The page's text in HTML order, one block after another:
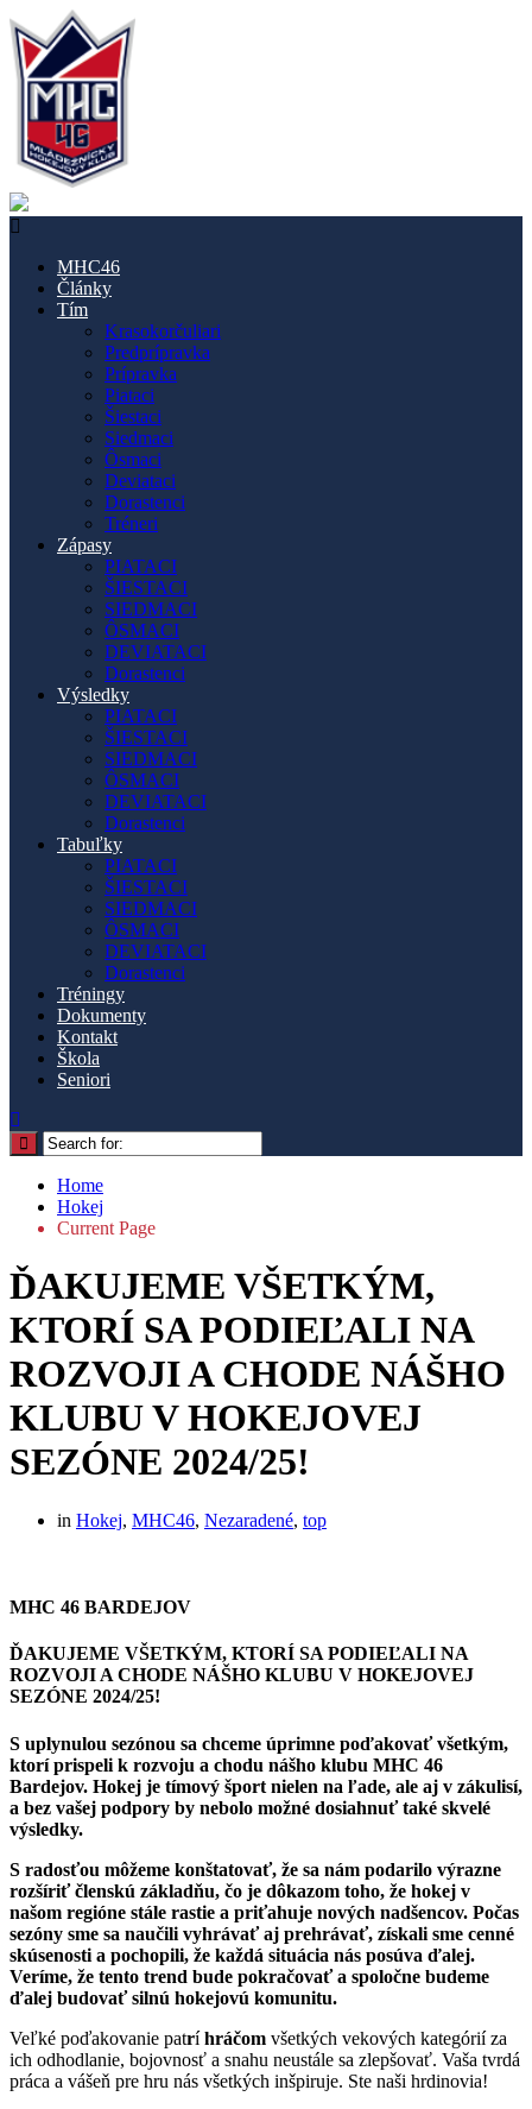
MHC46
Články
Tím
Krasokorčuliari
Predprípravka
Prípravka
Piataci
Šiestaci
Siedmaci
Ôsmaci
Deviataci
Dorastenci
Tréneri
Zápasy
PIATACI
ŠIESTACI
SIEDMACI
ÔSMACI
DEVIATACI
Dorastenci
Výsledky
PIATACI
ŠIESTACI
SIEDMACI
ÔSMACI
DEVIATACI
Dorastenci
Tabuľky
PIATACI
ŠIESTACI
SIEDMACI
ÔSMACI
DEVIATACI
Dorastenci
Tréningy
Dokumenty
Kontakt
Škola
Seniori
Home
Hokej
Current Page
ĎAKUJEME VŠETKÝM,
KTORÍ SA PODIEĽALI NA
ROZVOJI A CHODE NÁŠHO
KLUBU V HOKEJOVEJ
SEZÓNE 2024/25!
in Hokej, MHC46, Nezaradené, top
MHC 46 BARDEJOV
ĎAKUJEME VŠETKÝM, KTORÍ SA PODIEĽALI NA
ROZVOJI A CHODE NÁŠHO KLUBU V HOKEJOVEJ
SEZÓNE 2024/25!
S uplynulou sezónou sa chceme úprimne poďakovať všetkým,
ktorí prispeli k rozvoju a chodu nášho klubu MHC 46
Bardejov. Hokej je tímový šport nielen na ľade, ale aj v zákulisí,
a bez vašej podpory by nebolo možné dosiahnuť také skvelé
výsledky.
S radosťou môžeme konštatovať, že sa nám podarilo výrazne
rozšíriť členskú základňu, čo je dôkazom toho, že hokej v
našom regióne stále rastie a priťahuje nových nadšencov. Počas
sezóny sme sa naučili vyhrávať aj prehrávať, získali sme cenné
skúsenosti a pochopili, že každá situácia nás posúva ďalej.
Veríme, že tento trend bude pokračovať a spoločne budeme
ďalej budovať silnú hokejovú komunitu.
Veľké poďakovanie patríhráčom všetkých vekových kategórií za
ich odhodlanie, bojovnosť a snahu neustále sa zlepšovať. Vaša tvrdá
práca a vášeň pre hru nás všetkých inšpiruje. Ste naši hrdinovia!